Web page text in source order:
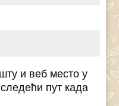
и веб место у
пут када